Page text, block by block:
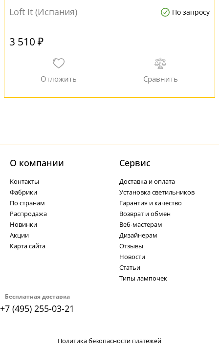
Loft It (Испания)
По запросу
3 510 ₽
Бесплатная доставка
+7 (495) 255-03-21
О компании
Контакты
Фабрики
По странам
Распродажа
Новинки
Акции
Карта сайта
Cервис
Доставка и оплата
Установка светильников
Гарантия и качество
Возврат и обмен
Веб-мастерам
Дизайнерам
Отзывы
Новости
Статьи
Типы лампочек
Политика безопасности платежей